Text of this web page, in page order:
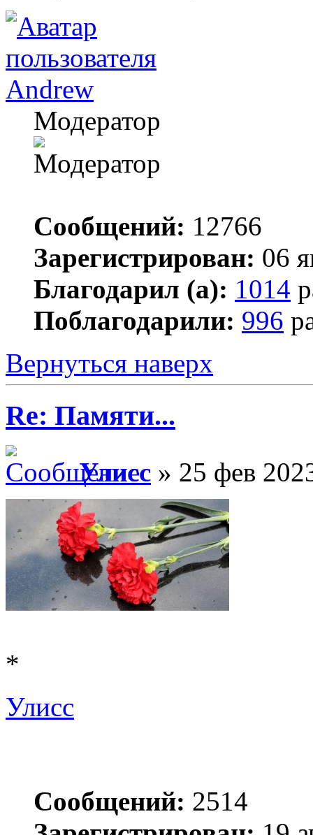
Andrew
Модератор
Сообщений: 12766
Зарегистрирован: 06
Благодарил (а): 1014
Поблагодарили: 996
Вернуться наверх
Re: Памяти...
Улисс » 25 фев
*
Улисс
Сообщений: 2514